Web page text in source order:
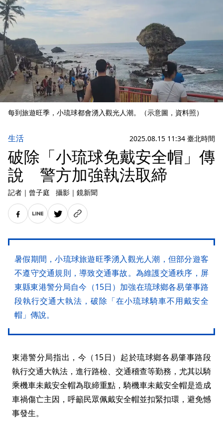
每到旅遊旺季，小琉球都會湧入觀光人潮。（示意圖，資料照）
生活 2025.08.15 11:34 臺北時間
破除「小琉球免戴安全帽」傳
說 警方加強執法取締
記者 ｜ 曾子庭 攝影 ｜ 鏡新聞
暑假期間，小琉球旅遊旺季湧入觀光人潮，但部分遊客
不遵守交通規則，導致交通事故。為維護交通秩序，屏
東縣東港警分局自今（15日）加強在琉球鄉各易肇事路
段執行交通大執法，破除「在小琉球騎車不用戴安全
帽」傳說。
東港警分局指出，今（15日）起於琉球鄉各易肇事路段
執行交通大執法，進行路檢、交通稽查等勤務，尤其以騎
乘機車未戴安全帽為取締重點，騎機車未戴安全帽是造成
車禍傷亡主因，呼籲民眾佩戴安全帽並扣緊扣環，避免憾
事發生。